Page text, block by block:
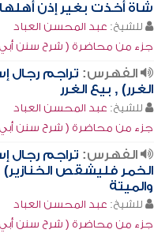
شاة أخذت بغير إذن
للشيخ: عبد المحسن العباد
جزء من محاضرة ( شرح سنن أبي
الفهرس: تراجم رجال
الغرر) , بيع الغرر
للشيخ: عبد المحسن العباد
جزء من محاضرة ( شرح سنن أبي
الفهرس: تراجم رجال
الخمر فليشقص
والميتة
للشيخ: عبد المحسن العباد
جزء من محاضرة ( شرح سنن أبي